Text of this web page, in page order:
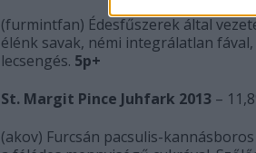
(furmintfan) Édesfűszerek által
élénk savak, némi integrálatlan
lecsengés. 5p+
St. Margit Pince Juhfark 2013 –
(akov) Furcsán pacsulis-